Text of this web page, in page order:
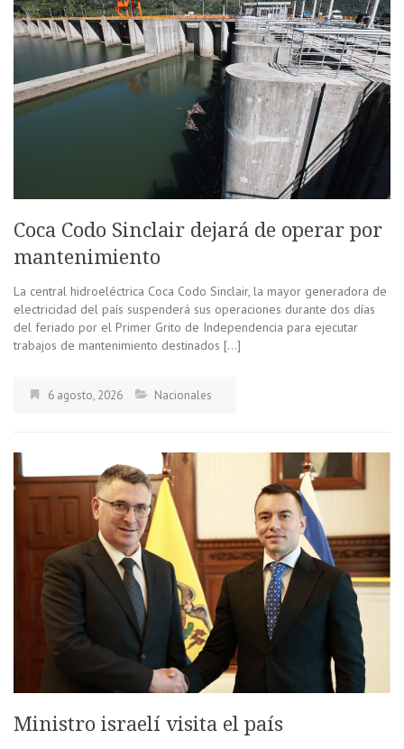
Coca Codo Sinclair dejará de operar por
mantenimiento
La central hidroeléctrica Coca Codo Sinclair, la mayor generadora de
electricidad del país suspenderá sus operaciones durante dos días
del feriado por el Primer Grito de Independencia para ejecutar
trabajos de mantenimiento destinados […]
6 agosto, 2026 Nacionales
Ministro israelí visita el país